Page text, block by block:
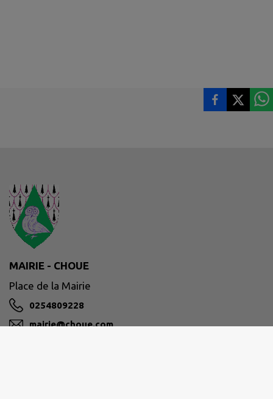
MAIRIE - CHOUE
Place de la Mairie
0254809228
mairie@choue.com